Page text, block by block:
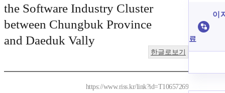
the Software Industry Cluster
between Chungbuk Province
and Daeduk Vally
한글로보기
https://www.riss.kr/link?id=T10657269
이
료